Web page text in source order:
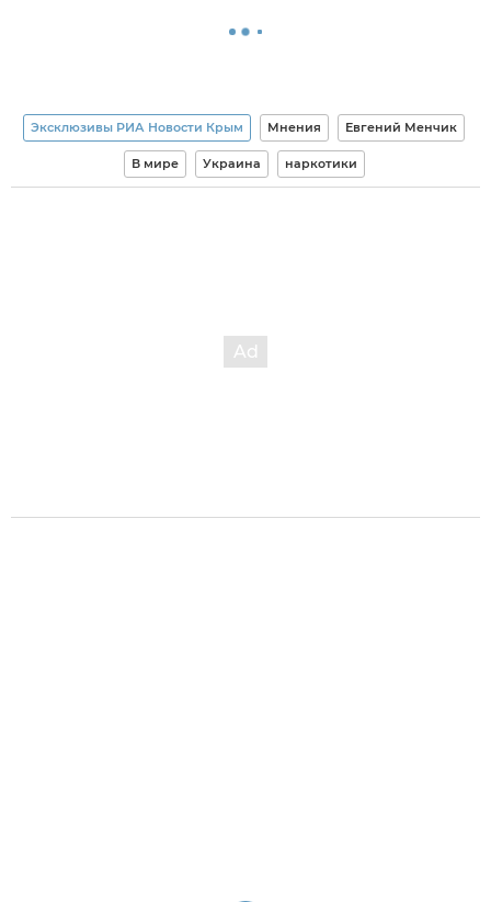
Эксклюзивы РИА Новости Крым Мнения Евгений Менчик
В мире Украина наркотики